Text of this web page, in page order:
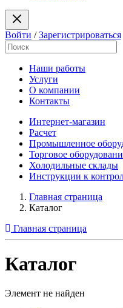
Войти /Зарегистрироваться
Наши работы
Услуги
О компании
Контакты
Интернет-магазин
Расчет
Промышленное
Торговое
Холодильные склады
Инструкции к
Главная страница
Каталог
Главная страница
Каталог
Элемент не найден